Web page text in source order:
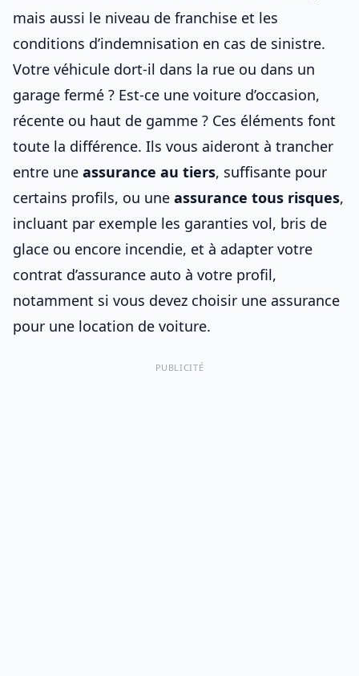
mais aussi le niveau de franchise et les
conditions d’indemnisation en cas de sinistre.
Votre véhicule dort-il dans la rue ou dans un
garage fermé ? Est-ce une voiture d’occasion,
récente ou haut de gamme ? Ces éléments font
toute la différence. Ils vous aideront à trancher
entre une assurance au tiers, suffisante pour
certains profils, ou une assurance tous risques,
incluant par exemple les garanties vol, bris de
glace ou encore incendie, et à adapter votre
contrat d’assurance auto à votre profil,
notamment si vous devez choisir une assurance
pour une location de voiture.
PUBLICITÉ